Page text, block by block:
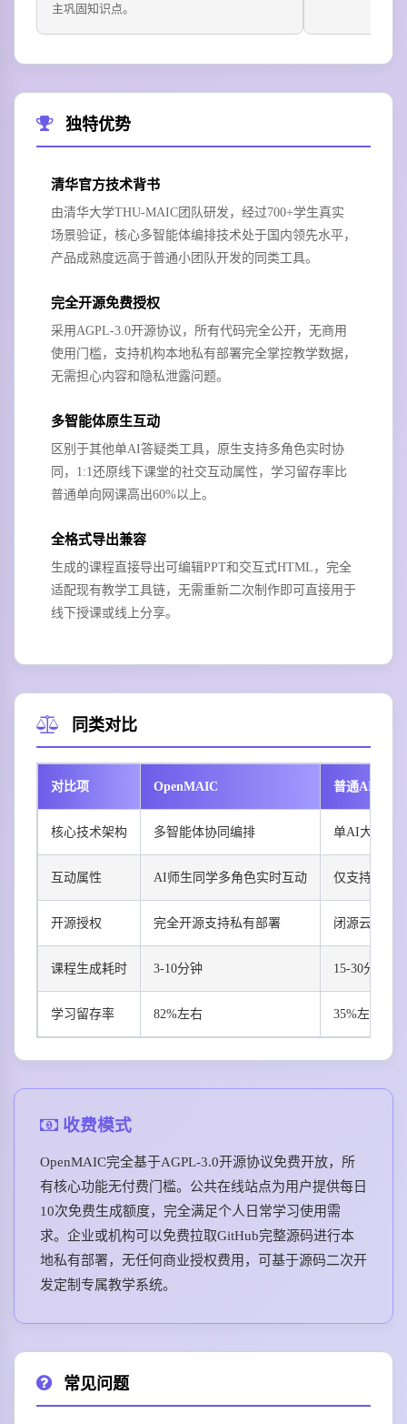
主巩固知识点。
独特优势
清华官方技术背书
由清华大学THU-MAIC团队研发，经过700+学生真实
场景验证，核心多智能体编排技术处于国内领先水平，
产品成熟度远高于普通小团队开发的同类工具。
完全开源免费授权
采用AGPL-3.0开源协议，所有代码完全公开，无商用
使用门槛，支持机构本地私有部署完全掌控教学数据，
无需担心内容和隐私泄露问题。
多智能体原生互动
区别于其他单AI答疑类工具，原生支持多角色实时协
同，1:1还原线下课堂的社交互动属性，学习留存率比
普通单向网课高出60%以上。
全格式导出兼容
生成的课程直接导出可编辑PPT和交互式HTML，完全
适配现有教学工具链，无需重新二次制作即可直接用于
线下授课或线上分享。
同类对比
对比项 OpenMAIC 普通AI课件
核心技术架构 多智能体协同编排 单AI大模型
互动属性 AI师生同学多角色实时互动 仅支持事后
开源授权 完全开源支持私有部署 闭源云端服
课程生成耗时 3-10分钟 15-30分钟
学习留存率 82%左右 35%左右
收费模式
OpenMAIC完全基于AGPL-3.0开源协议免费开放，所
有核心功能无付费门槛。公共在线站点为用户提供每日
10次免费生成额度，完全满足个人日常学习使用需
求。企业或机构可以免费拉取GitHub完整源码进行本
地私有部署，无任何商业授权费用，可基于源码二次开
发定制专属教学系统。
常见问题